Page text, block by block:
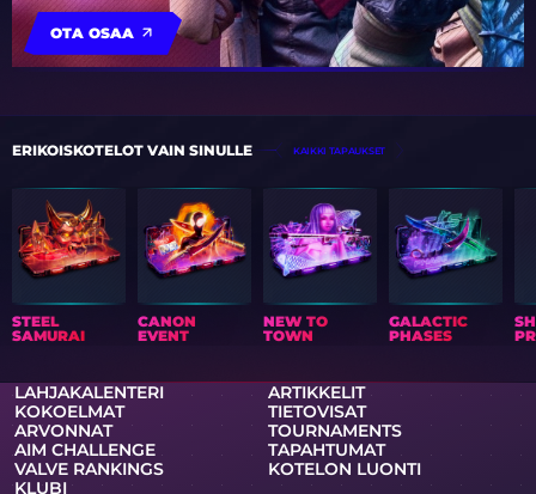
OTA OSAA
ERIKOISKOTELOT VAIN SINULLE KAIKKI TAPAUKSET
STEEL
SAMURAI
CANON
EVENT
NEW TO
TOWN
GALACTIC
PHASES
LAHJAKALENTERI
ARTIKKELIT
KOKOELMAT
TIETOVISAT
ARVONNAT
TOURNAMENTS
AIM CHALLENGE
TAPAHTUMAT
VALVE RANKINGS
KOTELON LUONTI
KLUBI